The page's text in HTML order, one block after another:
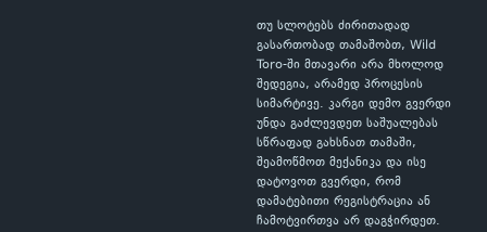
თუ სლოტებს ძირითადად
გასართობად თამაშობთ, Wild
Toro-ში მთავარი არა მხოლოდ
შედეგია, არამედ პროცესის
სიმარტივე. კარგი დემო გვერდი
უნდა გაძლევდეთ საშუალებას
სწრაფად გახსნათ თამაში,
შეამოწმოთ მექანიკა და ისე
დატოვოთ გვერდი, რომ
დამატებითი რეგისტრაცია ან
ჩამოტვირთვა არ დაგჭირდეთ.